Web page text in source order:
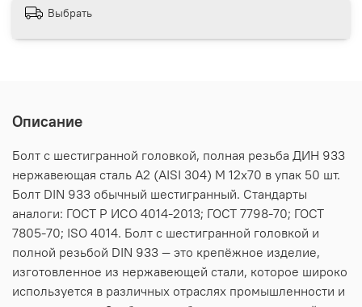
Выбрать
Описание
Болт с шестигранной головкой, полная резьба ДИН 933
нержавеющая сталь А2 (AISI 304) M 12х70 в упак 50 шт.
Болт DIN 933 обычный шестигранный. Стандарты
аналоги: ГОСТ Р ИСО 4014-2013; ГОСТ 7798-70; ГОСТ
7805-70; ISO 4014. Болт с шестигранной головкой и
полной резьбой DIN 933 — это крепёжное изделие,
изготовленное из нержавеющей стали, которое широко
используется в различных отраслях промышленности и